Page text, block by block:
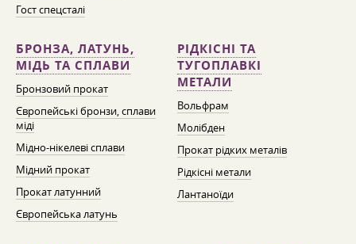
Гост спецсталі
БРОНЗА, ЛАТУНЬ,
МІДЬ ТА СПЛАВИ
Бронзовий прокат
Європейські бронзи, сплави
міді
Мідно-нікелеві сплави
Мідний прокат
Прокат латунний
Європейська латунь
РІДКІСНІ ТА
ТУГОПЛАВКІ
МЕТАЛИ
Вольфрам
Молібден
Прокат рідких металів
Рідкісні метали
Лантаноїди